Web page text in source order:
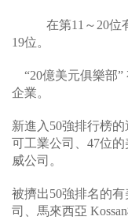
在第11～20位有
19位。
“20億美元俱樂部”
企業。
新進入50強排行榜
可工業公司、47位
威公司。
被擠出50強排名的
司、馬來西亞